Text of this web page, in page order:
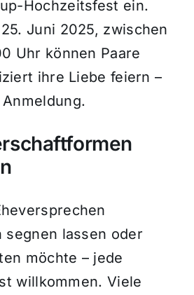
Hochzeitsfest ein.
Juni 2025, zwischen
Uhr können Paare
ihre Liebe feiern –
segnen lassen oder
möchte – jede
willkommen. Viele